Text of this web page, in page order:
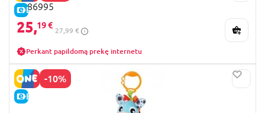
E-KAINA
0186995
25,19 €
27,99 €
Perkant papildomą prekę internetu
-10%
E-KAINA